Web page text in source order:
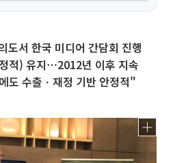
도서 한국 미디어 간담회 진행
적) 유지⋯2012년 이후 지속
도 수출ㆍ재정 기반 안정적"